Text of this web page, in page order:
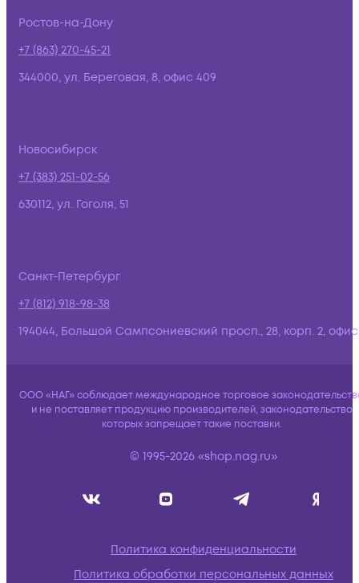
Ростов-на-Дону
+7 (863) 270-45-21
344000, ул. Береговая, 8, офис 409
Новосибирск
+7 (383) 251-02-56
630112, ул. Гоголя, 51
Санкт-Петербург
+7 (812) 918-98-38
194044, Большой Сампсониевский просп., 28, корп. 2,
ООО «НАГ» соблюдает международное торговое
и не поставляет продукцию производителей, законодательство
которых запрещает такие поставки.
© 1995-2026 «shop.nag.ru»
Политика конфиденциальности
Политика обработки персональных данных